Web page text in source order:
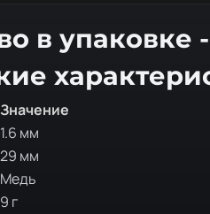
товара
в упаковке
Значение
1.6 мм
29 мм
Медь
9 г